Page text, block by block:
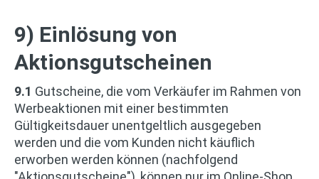
9) Einlösung von
Aktionsgutscheinen
9.1 Gutscheine, die vom Verkäufer im Rahmen von
Werbeaktionen mit einer bestimmten
Gültigkeitsdauer unentgeltlich ausgegeben
werden und die vom Kunden nicht käuflich
erworben werden können (nachfolgend